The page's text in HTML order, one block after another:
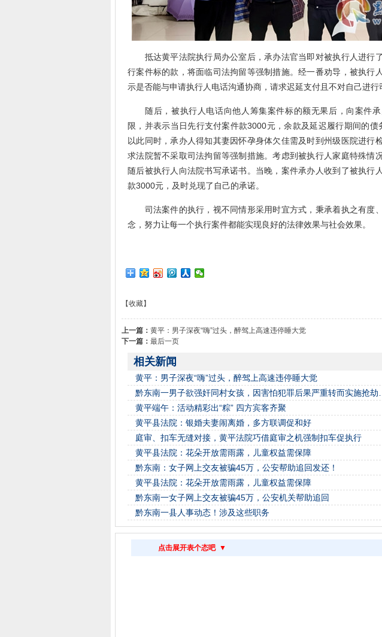
抵达黄平法院执行局办公室后，承办法官当即对被执行人进行
行案件标的款，将面临司法拘留等强制措施。经一番劝导，被执行
示是否能与申请执行人电话沟通协商，请求迟延支付且不对自己进行
随后，被执行人电话向他人筹集案件标的额无果后，向案件承
限，并表示当日先行支付案件款3000元，余款及延迟履行期间的债
以此同时，承办人得知其妻因怀孕身体欠佳需及时到州级医院进行
求法院暂不采取司法拘留等强制措施。考虑到被执行人家庭特殊情
随后被执行人向法院书写承诺书。当晚，案件承办人收到了被执行
款3000元，及时兑现了自己的承诺。
司法案件的执行，视不同情形采用时宜方式，秉承着执之有度
念，努力让每一个执行案件都能实现良好的法律效果与社会效果。
【收藏】
上一篇： 黄平：男子深夜“嗨”过头，醉驾上高速违停睡大觉
下一篇： 最后一页
相关新闻
黄平：男子深夜“嗨”过头，醉驾上高速违停睡大觉
黔东南一男子欲强奸同村女孩，因害怕犯罪后果严重转而实施抢
黄平端午：活动精彩出“粽” 四方宾客齐聚
黄平县法院：银婚夫妻闹离婚，多方联调促和好
庭审、扣车无缝对接，黄平法院巧借庭审之机强制扣车促执行
黄平县法院：花朵开放需雨露，儿童权益需保障
黔东南：女子网上交友被骗45万，公安帮助追回发还！
黄平县法院：花朵开放需雨露，儿童权益需保障
黔东南一女子网上交友被骗45万，公安机关帮助追回
黔东南一县人事动态！涉及这些职务
点击展开表个态吧 ▼